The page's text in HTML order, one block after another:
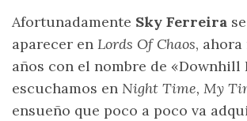
Afortunadamente Sky Ferreira
aparecer en Lords Of Chaos,
años con el nombre de
escuchamos en Night Time, My
ensueño que poco a poco va